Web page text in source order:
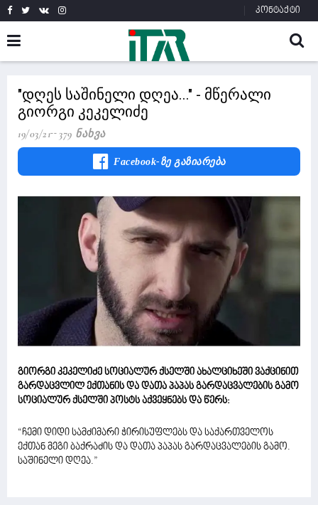
კონტაქტი
"დღეს საშინელი დღეა..." - მწერალი
გიორგი კეკელიძე
19/03/21 379 Ნახვა
Facebook-Ზე Გაზიარება
გიორგი კეკელიძე სოციალურ ქსელში ახალციხეში ვაქცინით
გარდაცვლილ ექთანის და დათა პაპას გარდაცვალების გამო
სოციალურ ქსელში პოსტს აქვეყნებს და წერს:
“ჩემი დიდი სამძიმარი ჭირისუფლებს და საქართველოს
ექთან მეგი ბაქრაძის და დათა პაპას გარდაცვალების გამო.
საშინელი დღეა.”